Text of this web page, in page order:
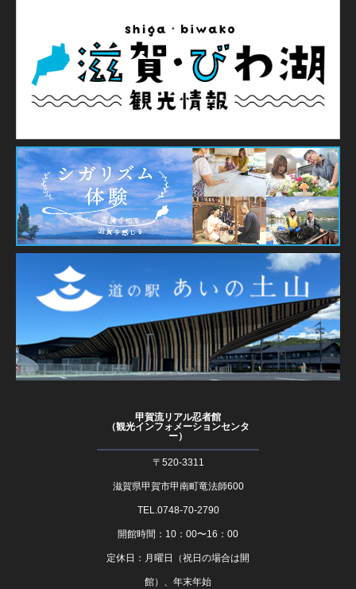
甲賀流リアル忍者館
（観光インフォメーションセンタ
ー）
〒520-3311
滋賀県甲賀市甲南町竜法師600
TEL.0748-70-2790
開館時間：10：00〜16：00
定休日：月曜日（祝日の場合は開
館）、年末年始